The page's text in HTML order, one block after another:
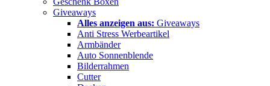
Giveaways
Alles anzeigen aus: Giveaways
Anti Stress Werbeartikel
Armbänder
Auto Sonnenblende
Bilderrahmen
Cutter